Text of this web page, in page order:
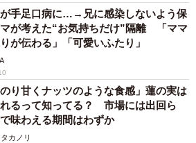
手足口病に…→兄に感染しないよう保
が考えた“お気持ちだけ”隔離 「ママ
が伝わる」「可愛いふたり」
のり甘くナッツのような食感」蓮の実は
るって知ってる？ 市場には出回ら
味わえる期間はわずか
カノリ